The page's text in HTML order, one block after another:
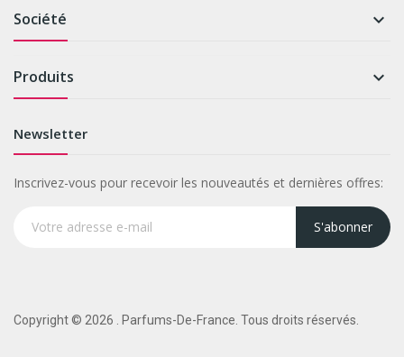
Société 
Produits 
Newsletter
Inscrivez-vous pour recevoir les nouveautés et dernières offres:
S'abonner
Copyright © 2026 . Parfums-De-France. Tous droits réservés.